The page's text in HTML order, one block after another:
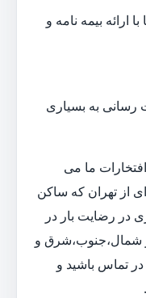
ارائه بیمه نامه و
رسانی به بسیاری
ما می
از تهران که ساکن
در رضایت بار در
شمال،جنوب،شرق و
در تماس باشید و